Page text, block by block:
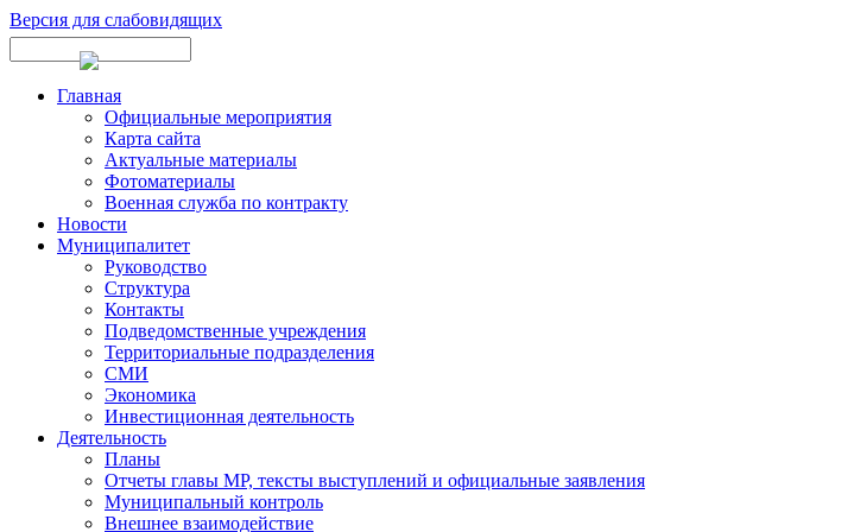
Версия для слабовидящих
Главная
Официальные мероприятия
Карта сайта
Актуальные материалы
Фотоматериалы
Военная служба по контракту
Новости
Муниципалитет
Руководство
Структура
Контакты
Подведомственные учреждения
Территориальные подразделения
СМИ
Экономика
Инвестиционная деятельность
Деятельность
Планы
Отчеты главы МР, тексты выступлений и официальные заявления
Муниципальный контроль
Внешнее взаимодействие